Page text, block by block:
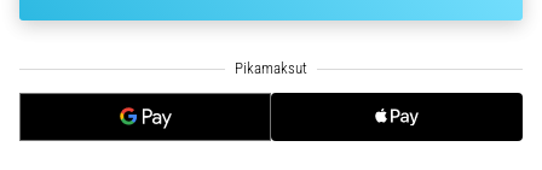
koettelee
juoksijaa